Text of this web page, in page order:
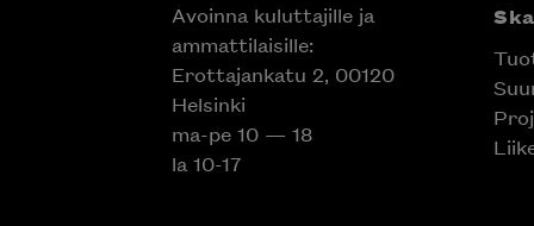
Avoinna kuluttajille ja
ammattilaisille:
Erottajankatu 2, 00120
Helsinki
ma-pe 10 — 18
la 10-17